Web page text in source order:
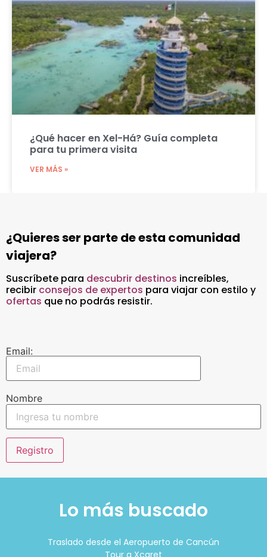
¿Qué hacer en Xel-Há? Guía completa
para tu primera visita
VER MÁS »
¿Quieres ser parte de esta comunidad
viajera?
Suscríbete para descubrir destinos increíbles,
recibir consejos de expertos para viajar con estilo y
ofertas que no podrás resistir.
Email:
Nombre
Lo más buscado
Traslado desde el Aeropuerto de Cancún
Tour a Xcaret